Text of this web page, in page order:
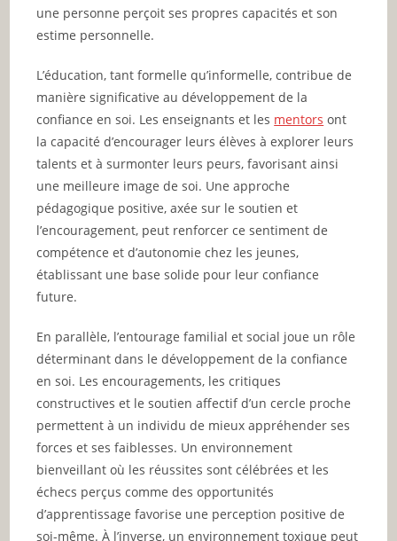
une personne perçoit ses propres capacités et son
estime personnelle.
L’éducation, tant formelle qu’informelle, contribue de
manière significative au développement de la
confiance en soi. Les enseignants et les mentors ont
la capacité d’encourager leurs élèves à explorer leurs
talents et à surmonter leurs peurs, favorisant ainsi
une meilleure image de soi. Une approche
pédagogique positive, axée sur le soutien et
l’encouragement, peut renforcer ce sentiment de
compétence et d’autonomie chez les jeunes,
établissant une base solide pour leur confiance
future.
En parallèle, l’entourage familial et social joue un rôle
déterminant dans le développement de la confiance
en soi. Les encouragements, les critiques
constructives et le soutien affectif d’un cercle proche
permettent à un individu de mieux appréhender ses
forces et ses faiblesses. Un environnement
bienveillant où les réussites sont célébrées et les
échecs perçus comme des opportunités
d’apprentissage favorise une perception positive de
soi-même. À l’inverse, un environnement toxique peut